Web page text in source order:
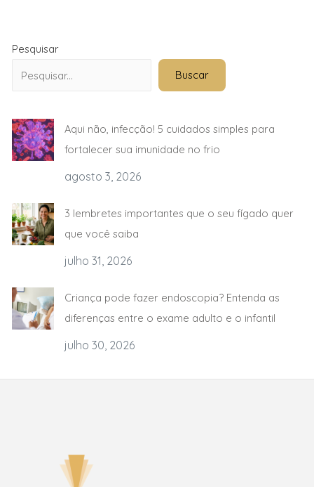
Pesquisar
Buscar
Aqui não, infecção! 5 cuidados simples para
fortalecer sua imunidade no frio
agosto 3, 2026
3 lembretes importantes que o seu fígado quer
que você saiba
julho 31, 2026
Criança pode fazer endoscopia? Entenda as
diferenças entre o exame adulto e o infantil
julho 30, 2026